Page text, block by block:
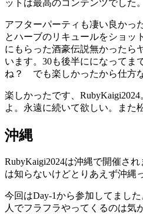
ットは最高のコンテンツでした。
アフターパーティも凄い良かっ
とハーブのリキュールをショッ
にもらった酒豪伝説無かったら
います。30も後半にになってま
ね？ でも楽しかったから仕方
楽しかったです、
よ。永遠に続いて欲しい。また
沖縄
RubyKaigi2024は沖縄で開催さ
は知らないけどとりあえず沖縄
今回はDay-1から参加してまし
人でフラフラやってくるのは気